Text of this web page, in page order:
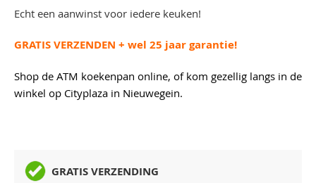
Echt een aanwinst voor iedere keuken!
GRATIS VERZENDEN + wel 25 jaar garantie!
Shop de ATM koekenpan online, of kom gezellig langs in de
winkel op Cityplaza in Nieuwegein.
GRATIS VERZENDING